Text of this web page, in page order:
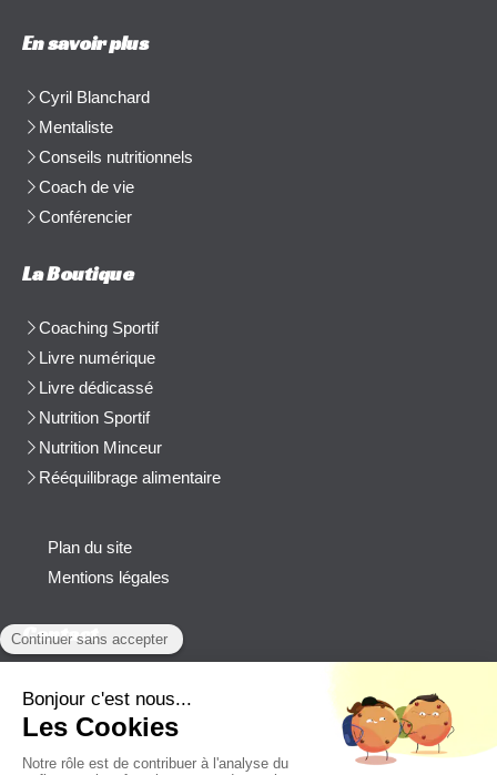
En savoir plus
Cyril Blanchard
Mentaliste
Conseils nutritionnels
Coach de vie
Conférencier
La Boutique
Coaching Sportif
Livre numérique
Livre dédicassé
Nutrition Sportif
Nutrition Minceur
Rééquilibrage alimentaire
Plan du site
Mentions légales
Contact
cblanchard@beep-consulting.com
Contacter Cyril